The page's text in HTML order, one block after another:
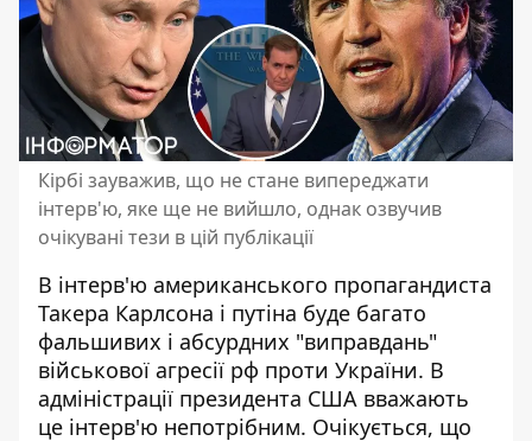
Кірбі зауважив, що не стане випереджати
інтерв'ю, яке ще не вийшло, однак озвучив
очікувані тези в цій публікації
В інтерв'ю американського пропагандиста
Такера Карлсона і путіна буде багато
фальшивих і абсурдних "виправдань"
військової агресії рф проти України. В
адміністрації президента США вважають
це інтерв'ю непотрібним. Очікується, що